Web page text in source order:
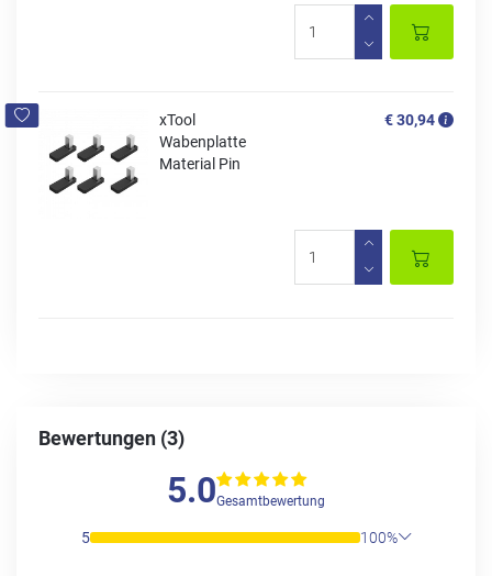
xTool
Wabenplatte
Material Pin
€ 30,94
Bewertungen (3)
5.0Gesamtbewertung
5 100%